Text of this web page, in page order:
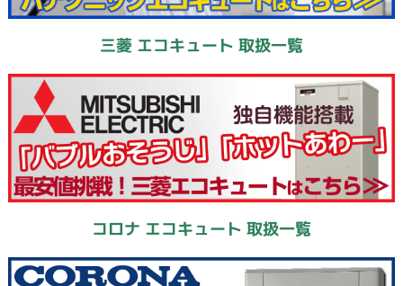
三菱 エコキュート 取扱一覧
コロナ エコキュート 取扱一覧